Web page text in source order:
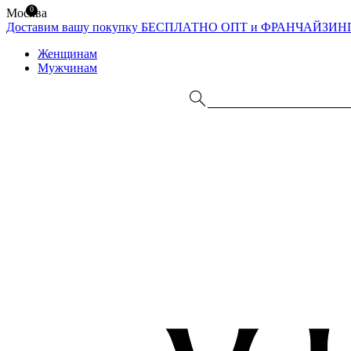
Москва
Доставим вашу покупку БЕСПЛАТНО ОПТ и
Женщинам
Мужчинам
0